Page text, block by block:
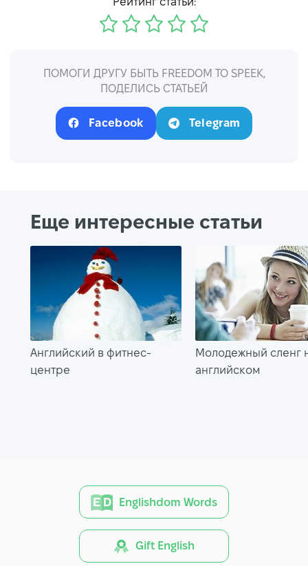
ПОМОГИ ДРУГУ БЫТЬ FREEDOM TO SPEEK,
ПОДЕЛИСЬ СТАТЬЕЙ
Facebook Telegram
Еще интересные статьи
Английский в фитнес-
центре
Молодежный сленг
английском
Englishdom Words
Gift English